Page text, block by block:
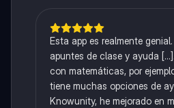
Esta app es realmente
apuntes de clase y ayuda
con matemáticas, por
tiene muchas opciones de
Knowunity, he mejorado en